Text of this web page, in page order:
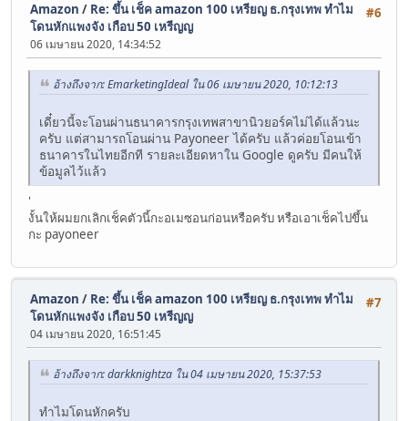
#6
Amazon / Re: ขึ้น เช็ค amazon 100 เหรียญ ธ.กรุงเทพ ทำไม
โดนหักแพงจัง เกือบ 50 เหรีญญ
06 เมษายน 2020, 14:34:52
อ้างถึงจาก: EmarketingIdeal ใน 06 เมษายน 2020, 10:12:13
เดี๋ยวนี้จะโอนผ่านธนาคารกรุงเทพสาขานิวยอร์คไม่ได้แล้วนะ
ครับ แต่สามารถโอนผ่าน Payoneer ได้ครับ แล้วค่อยโอนเข้า
ธนาคารในไทยอีกที รายละเอียดหาใน Google ดูครับ มีคนให้
ข้อมูลไว้แล้ว
'
งั้นให้ผมยกเลิกเช็คตัวนี้กะอเมซอนก่อนหรือครับ หรือเอาเช็คไปขึ้น
กะ payoneer
#7
Amazon / Re: ขึ้น เช็ค amazon 100 เหรียญ ธ.กรุงเทพ ทำไม
โดนหักแพงจัง เกือบ 50 เหรีญญ
04 เมษายน 2020, 16:51:45
อ้างถึงจาก: darkknightza ใน 04 เมษายน 2020, 15:37:53
ทำไมโดนหักครับ